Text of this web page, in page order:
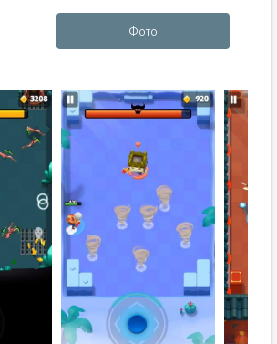
Фото